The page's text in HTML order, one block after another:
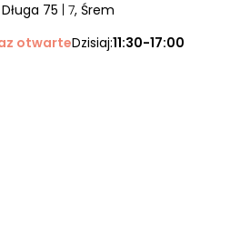
75 | 7, Śrem
otwarteDzisiaj:11:30-17:00